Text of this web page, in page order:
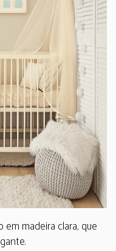
madeira clara, que